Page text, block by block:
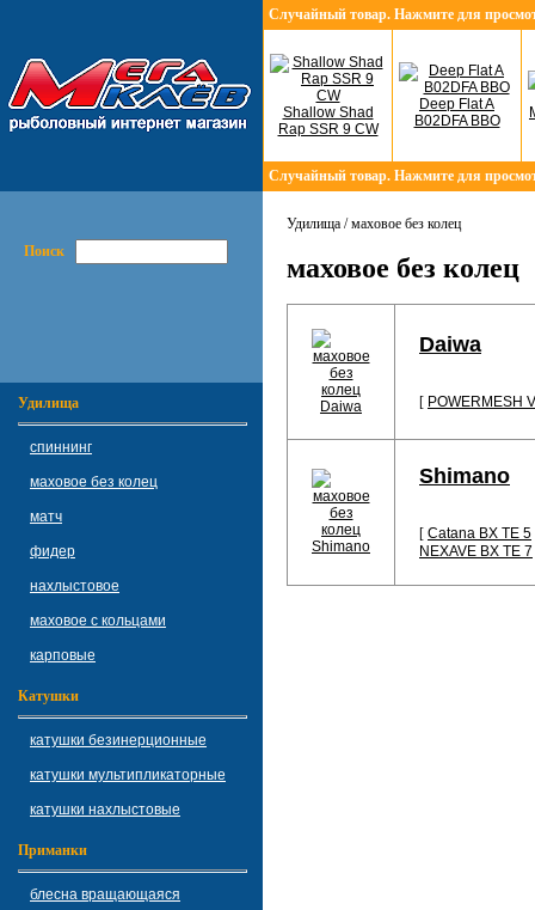
Случайный товар. Нажмите для
Shallow Shad
Rap SSR 9 CW
Deep Flat A
B02DFA BBO
Случайный товар. Нажмите для
Поиск
Удилища
спиннинг
маховое без колец
матч
фидер
нахлыстовое
маховое с кольцами
карповые
Катушки
катушки безинерционные
катушки мультипликаторные
катушки нахлыстовые
Приманки
блесна вращающаяся
Удилища / маховое без колец
маховое без колец
Daiwa
[ POWERMESH
Shimano
[ Catana BX TE 5
NEXAVE BX TE 7